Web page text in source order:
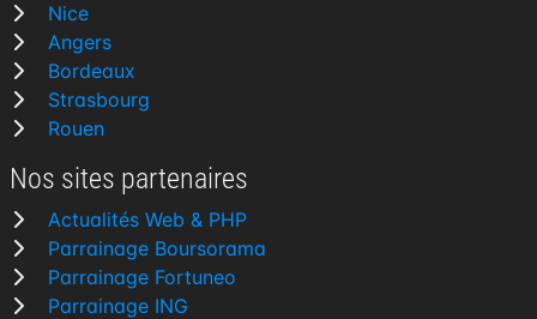
Nice
Angers
Bordeaux
Strasbourg
Rouen
Nos sites partenaires
Actualités Web & PHP
Parrainage Boursorama
Parrainage Fortuneo
Parrainage ING